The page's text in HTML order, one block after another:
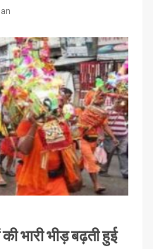
की भारी भीड़ बढ़ती हुई